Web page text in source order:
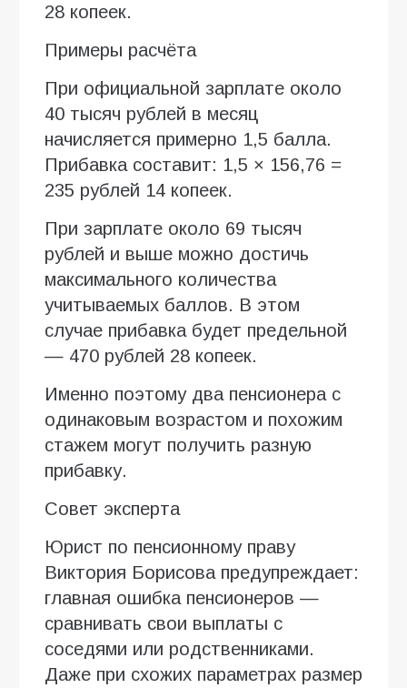
28 копеек.
Примеры расчёта
При официальной зарплате около
40 тысяч рублей в месяц
начисляется примерно 1,5 балла.
Прибавка составит: 1,5 × 156,76 =
235 рублей 14 копеек.
При зарплате около 69 тысяч
рублей и выше можно достичь
максимального количества
учитываемых баллов. В этом
случае прибавка будет предельной
— 470 рублей 28 копеек.
Именно поэтому два пенсионера с
одинаковым возрастом и похожим
стажем могут получить разную
прибавку.
Совет эксперта
Юрист по пенсионному праву
Виктория Борисова предупреждает:
главная ошибка пенсионеров —
сравнивать свои выплаты с
соседями или родственниками.
Даже при схожих параметрах размер